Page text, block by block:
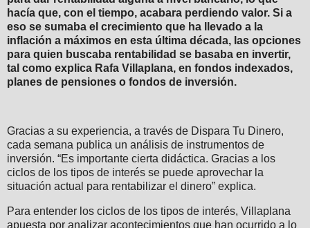
hacía que, con el tiempo, acabara perdiendo valor. Si a
eso se sumaba el crecimiento que ha llevado a la
inflación a máximos en esta última década, las opciones
para quien buscaba rentabilidad se basaba en invertir,
tal como explica Rafa Villaplana, en fondos indexados,
planes de pensiones o fondos de inversión.
Gracias a su experiencia, a través de Dispara Tu Dinero,
cada semana publica un análisis de instrumentos de
inversión. “Es importante cierta didáctica. Gracias a los
ciclos de los tipos de interés se puede aprovechar la
situación actual para rentabilizar el dinero” explica.
Para entender los ciclos de los tipos de interés, Villaplana
apuesta por analizar acontecimientos que han ocurrido a lo